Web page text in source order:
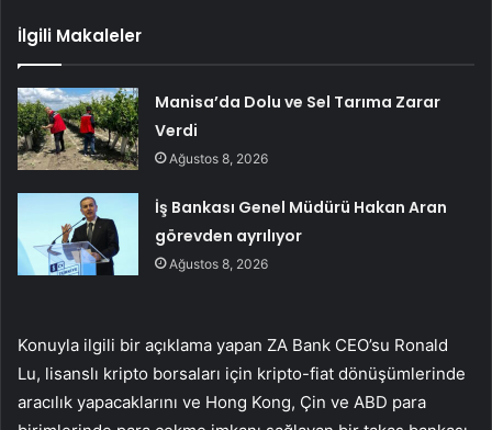
İlgili Makaleler
Manisa’da Dolu ve Sel Tarıma Zarar
Verdi
Ağustos 8, 2026
İş Bankası Genel Müdürü Hakan Aran
görevden ayrılıyor
Ağustos 8, 2026
Konuyla ilgili bir açıklama yapan ZA Bank CEO’su Ronald
Lu, lisanslı kripto borsaları için kripto-fiat dönüşümlerinde
aracılık yapacaklarını ve Hong Kong, Çin ve ABD para